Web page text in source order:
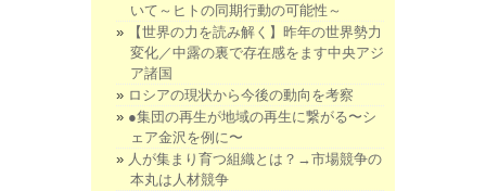
いて～ヒトの同期行動の可能性～
【世界の力を読み解く】昨年の世界勢力
変化／中露の裏で存在感をます中央アジ
ア諸国
ロシアの現状から今後の動向を考察
●集団の再生が地域の再生に繋がる〜シ
ェア金沢を例に〜
人が集まり育つ組織とは？→市場競争の
本丸は人材競争